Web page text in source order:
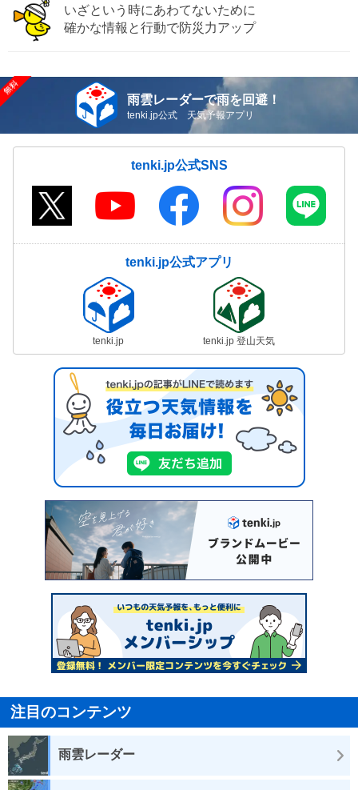
いざという時にあわてないために
確かな情報と行動で防災力アップ
雨雲レーダーで雨を回避！
tenki.jp公式 天気予報アプリ
tenki.jp公式SNS
tenki.jp公式アプリ
tenki.jp tenki.jp 登山天気
注目のコンテンツ
雨雲レーダー